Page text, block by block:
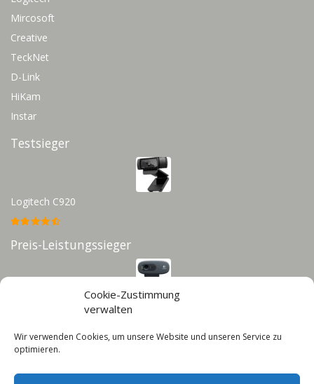
Cookie-Zustimmung
verwalten
Wir verwenden Cookies, um unsere Website und unseren Service zu
optimieren.
Mircosoft
Creative
TeckNet
D-Link
HiKam
Instar
Testsieger
Logitech C920
Preis-Leistungssieger
Infos